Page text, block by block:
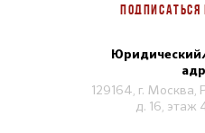
129164, г. Москва,
д. 16, этаж